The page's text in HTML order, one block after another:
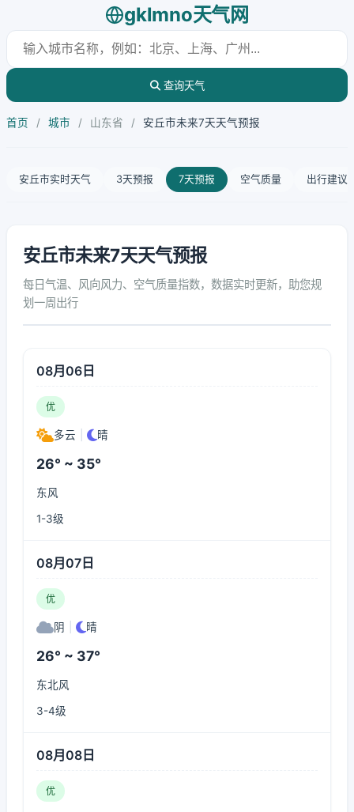
gklmno天气网
查询天气
首页 / 城市 / 山东省 / 安丘市未来7天天气预报
安丘市实时天气 3天预报 7天预报 空气质量 出行建议
安丘市未来7天天气预报
每日气温、风向风力、空气质量指数，数据实时更新，助您规
划一周出行
08月06日
优
多云 晴
26° ~ 35°
东风
1-3级
08月07日
优
阴 晴
26° ~ 37°
东北风
3-4级
08月08日
优